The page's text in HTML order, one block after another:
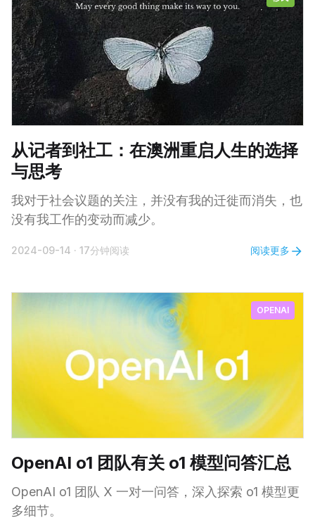
从记者到社工：在澳洲重启人生的选择
与思考
我对于社会议题的关注，并没有我的迁徙而消失，也
没有我工作的变动而减少。
2024-09-14 · 17分钟阅读 阅读更多
OPENAI
OpenAI o1 团队有关 o1 模型问答汇总
OpenAI o1 团队 X 一对一问答，深入探索 o1 模型更
多细节。